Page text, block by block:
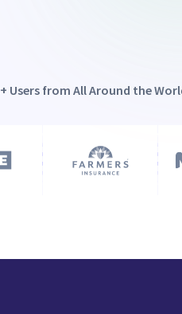
Users from All Around the